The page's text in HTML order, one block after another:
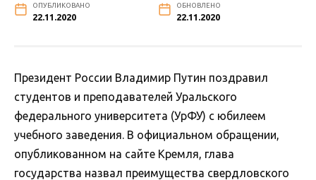
ОПУБЛИКОВАНО
22.11.2020
ОБНОВЛЕНО
22.11.2020
Президент России Владимир Путин поздравил
студентов и преподавателей Уральского
федерального университета (УрФУ) с юбилеем
учебного заведения. В официальном обращении,
опубликованном на сайте Кремля, глава
государства назвал преимущества свердловского